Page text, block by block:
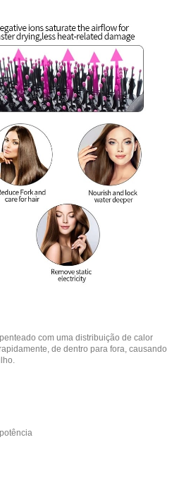
com uma distribuição de calor
de dentro para fora, causando